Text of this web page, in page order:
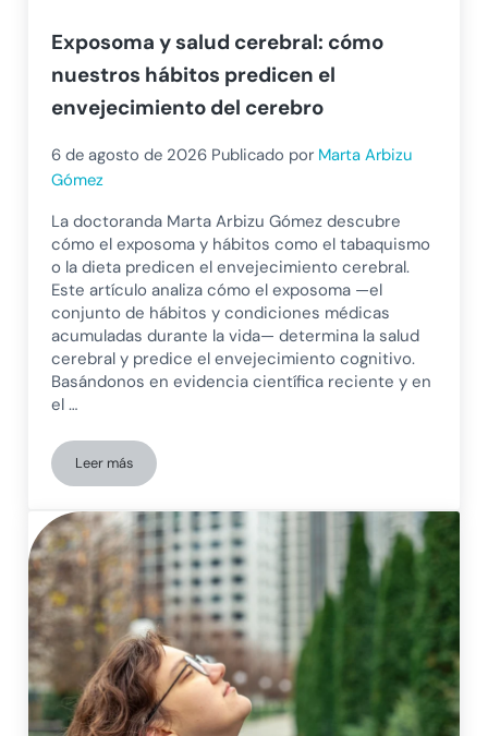
Exposoma y salud cerebral: cómo
nuestros hábitos predicen el
envejecimiento del cerebro
6 de agosto de 2026 Publicado por Marta Arbizu
Gómez
La doctoranda Marta Arbizu Gómez descubre
cómo el exposoma y hábitos como el tabaquismo
o la dieta predicen el envejecimiento cerebral.
Este artículo analiza cómo el exposoma —el
conjunto de hábitos y condiciones médicas
acumuladas durante la vida— determina la salud
cerebral y predice el envejecimiento cognitivo.
Basándonos en evidencia científica reciente y en
el …
Leer másExposoma y salud cerebral: cómo nuestros hábitos